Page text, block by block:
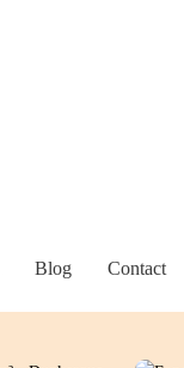
Blog Contact